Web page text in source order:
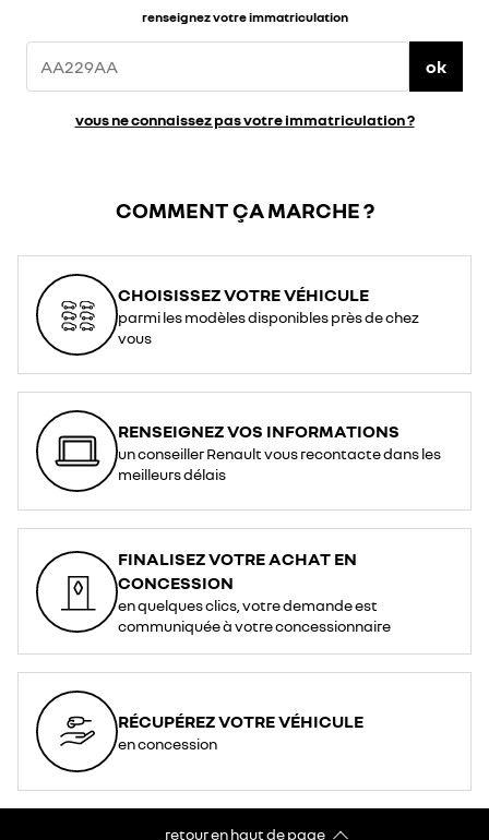
renseignez votre immatriculation
ok
vous ne connaissez pas votre immatriculation ?
COMMENT ÇA MARCHE ?
CHOISISSEZ VOTRE VÉHICULE
parmi les modèles disponibles près de chez
vous
RENSEIGNEZ VOS INFORMATIONS
un conseiller Renault vous recontacte dans les
meilleurs délais
FINALISEZ VOTRE ACHAT EN
CONCESSION
en quelques clics, votre demande est
communiquée à votre concessionnaire
RÉCUPÉREZ VOTRE VÉHICULE
en concession
retour en haut de page​